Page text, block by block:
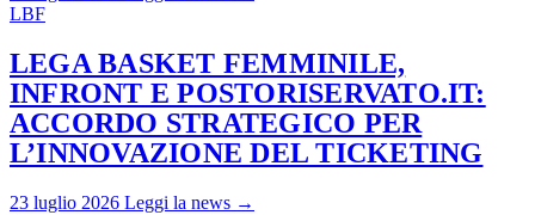
LBF
LEGA BASKET FEMMINILE,
INFRONT E POSTORISERVATO.IT:
ACCORDO STRATEGICO PER
L’INNOVAZIONE DEL TICKETING
23 luglio 2026 Leggi la news →